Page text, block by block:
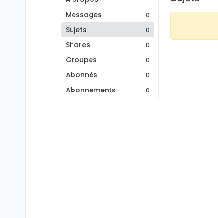
Messages
0
Sujets 0
Shares 0
Groupes 0
Abonnés 0
Abonnements 0